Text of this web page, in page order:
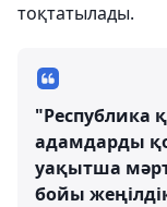
тоқтатылады.
"Республика
адамдарды
уақытша
бойы